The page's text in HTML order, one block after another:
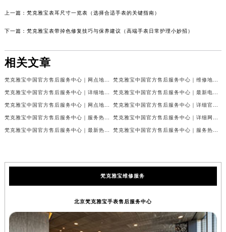
上一篇： 梵克雅宝表耳尺寸一览表（选择合适手表的关键指南）
下一篇： 梵克雅宝表带掉色修复技巧与保养建议（高端手表日常护理小妙招）
相关文章
梵克雅宝中国官方售后服务中心｜网点地址和联系电话权威信息公示（2026年7月最新） 梵克雅宝中国官方售后服务中心｜维修地址及24小时电话权威信息公示（2026年7月最新）
梵克雅宝中国官方售后服务中心｜详细地址与官方服务热线权威信息公示（2026年7月最新） 梵克雅宝中国官方售后服务中心｜最新电话及官方地址权威信息公示（2026年7月最新）
梵克雅宝中国官方售后服务中心｜网点地址及24小时热线权威信息公示（2026年7月最新） 梵克雅宝中国官方售后服务中心｜详细官方热线及维修地址权威信息公示（2026年7月最新）
梵克雅宝中国官方售后服务中心｜服务热线及全部维修详细地址权威信息公示（2026年7月最新） 梵克雅宝中国官方售后服务中心｜详细网点地址与售后服务电话权威信息公示（2026年7月最新）
梵克雅宝中国官方售后服务中心｜最新热线和全部网点地址权威信息公示（2026年7月最新） 梵克雅宝中国官方售后服务中心｜服务热线与详细地址权威信息公示（2026年7月最新）
梵克雅宝维修服务
北京梵克雅宝手表售后服务中心